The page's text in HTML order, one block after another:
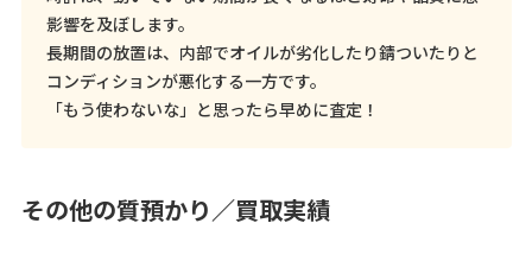
影響を及ぼします。
長期間の放置は、内部でオイルが劣化したり錆ついたりと
コンディションが悪化する一方です。
「もう使わないな」と思ったら早めに査定！
その他の質預かり／買取実績